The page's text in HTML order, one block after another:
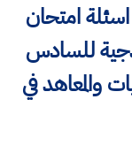
اسئلة امتحان
للسادس
والمعاهد في